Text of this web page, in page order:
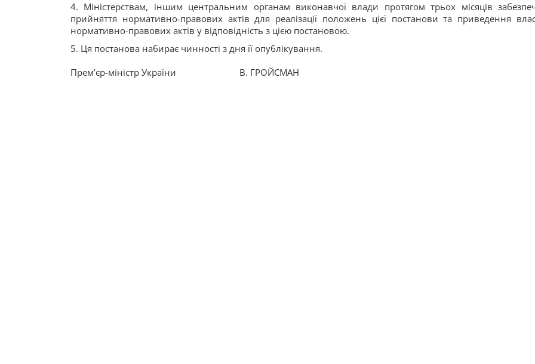
4. Міністерствам, іншим центральним органам виконавчої влади протягом трьох місяців
прийняття нормативно-правових актів для реалізації положень цієї постанови та приведення
нормативно-правових актів у відповідність з цією постановою.
5. Ця постанова набирає чинності з дня її опублікування.
Прем’єр-міністр України
В. ГРОЙСМАН